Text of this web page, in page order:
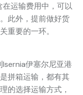
运输费用中，可以
此外，提前做好货
重要的一环。
伊塞尔尼亚港
拼箱运输，都有其
的选择运输方式，